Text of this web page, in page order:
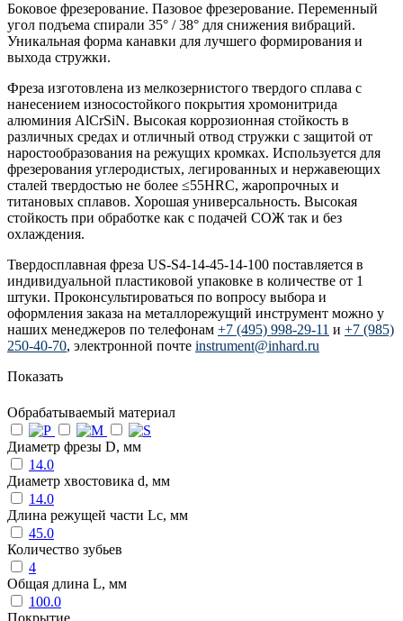
Боковое фрезерование. Пазовое фрезерование. Переменный
угол подъема спирали 35° / 38° для снижения вибраций.
Уникальная форма канавки для лучшего формирования и
выхода стружки.
Фреза изготовлена из мелкозернистого твердого сплава с
нанесением износостойкого покрытия хромонитрида
алюминия AlCrSiN. Высокая коррозионная стойкость в
различных средах и отличный отвод стружки с защитой от
наростообразования на режущих кромках. Используется для
фрезерования углеродистых, легированных и нержавеющих
сталей твердостью не более ≤55HRC, жаропрочных и
титановых сплавов. Хорошая универсальность. Высокая
стойкость при обработке как с подачей СОЖ так и без
охлаждения.
Твердосплавная фреза US-S4-14-45-14-100 поставляется в
индивидуальной пластиковой упаковке в количестве от 1
штуки. Проконсультироваться по вопросу выбора и
оформления заказа на металлорежущий инструмент можно у
наших менеджеров по телефонам +7 (495) 998-29-11 и +7 (985)
250-40-70, электронной почте instrument@inhard.ru
Показать
Обрабатываемый материал
Диаметр фрезы D, мм
14.0
Диаметр хвостовика d, мм
14.0
Длина режущей части Lc, мм
45.0
Количество зубьев
4
Общая длина L, мм
100.0
Покрытие